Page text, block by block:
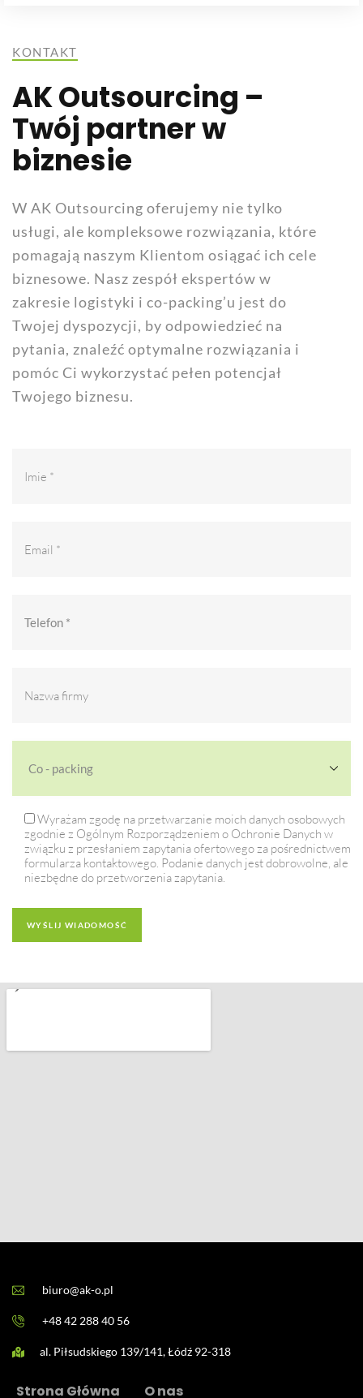
KONTAKT
AK Outsourcing –
Twój partner w
biznesie
W AK Outsourcing oferujemy nie tylko
usługi, ale kompleksowe rozwiązania, które
pomagają naszym Klientom osiągać ich cele
biznesowe. Nasz zespół ekspertów w
zakresie logistyki i co-packing’u jest do
Twojej dyspozycji, by odpowiedzieć na
pytania, znaleźć optymalne rozwiązania i
pomóc Ci wykorzystać pełen potencjał
Twojego biznesu.
Wyrażam zgodę na przetwarzanie moich danych osobowych
zgodnie z Ogólnym Rozporządzeniem o Ochronie Danych w
związku z przesłaniem zapytania ofertowego za pośrednictwem
formularza kontaktowego. Podanie danych jest dobrowolne, ale
niezbędne do przetworzenia zapytania.
biuro@ak-o.pl
+48 42 288 40 56
al. Piłsudskiego 139/141, Łódź 92-318
Strona Główna O nas